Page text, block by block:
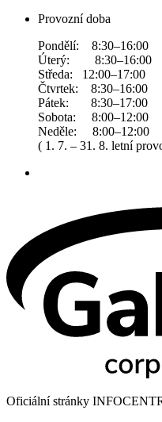
Provozní doba
Pondělí: 8:30–16:00
Úterý: 8:30–16:00
Středa: 12:00–17:00
Čtvrtek: 8:30–16:00
Pátek: 8:30–17:00
Sobota: 8:00–12:00
Neděle: 8:00–12:00
( 1. 7. – 31. 8. letní
Oficiální stránky